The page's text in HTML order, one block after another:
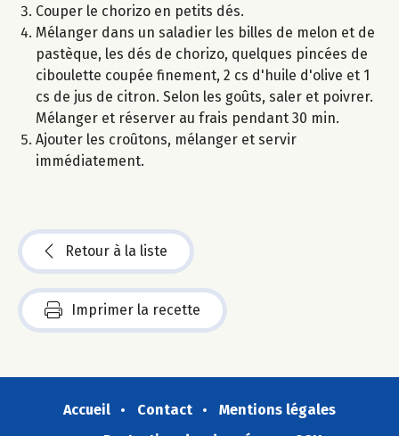
Couper le chorizo en petits dés.
Mélanger dans un saladier les billes de melon et de
pastèque, les dés de chorizo, quelques pincées de
ciboulette coupée finement, 2 cs d'huile d'olive et 1
cs de jus de citron. Selon les goûts, saler et poivrer.
Mélanger et réserver au frais pendant 30 min.
Ajouter les croûtons, mélanger et servir
immédiatement.
Retour à la liste
Imprimer la recette
Accueil Contact
Mentions légales